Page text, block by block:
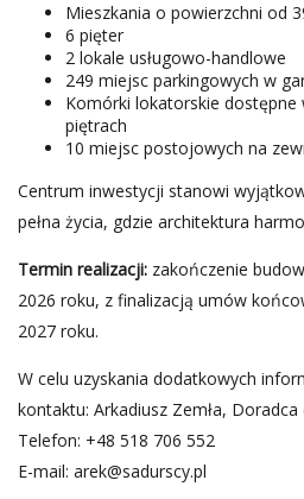
Mieszkania o powierzchni od
6 pięter
2 lokale usługowo-handlowe
249 miejsc parkingowych w
Komórki lokatorskie dostępne
piętrach
10 miejsc postojowych na
Centrum inwestycji stanowi
pełna życia, gdzie architektura
Termin realizacji: zakończenie
2026 roku, z finalizacją umów
2027 roku.
W celu uzyskania dodatkowych
kontaktu: Arkadiusz Zemła,
Telefon: +48 518 706 552
E-mail: arek@sadurscy.pl